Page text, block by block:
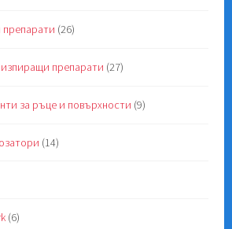
(26)
препарати (27)
за ръце и повърхности (9)
(14)
(6)